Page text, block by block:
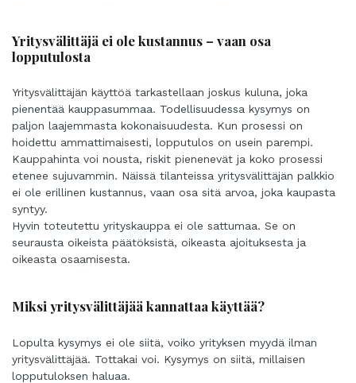
Yritysvälittäjä ei ole kustannus – vaan osa
lopputulosta
Yritysvälittäjän käyttöä tarkastellaan joskus kuluna, joka
pienentää kauppasummaa. Todellisuudessa kysymys on
paljon laajemmasta kokonaisuudesta. Kun prosessi on
hoidettu ammattimaisesti, lopputulos on usein parempi.
Kauppahinta voi nousta, riskit pienenevät ja koko prosessi
etenee sujuvammin. Näissä tilanteissa yritysvälittäjän palkkio
ei ole erillinen kustannus, vaan osa sitä arvoa, joka kaupasta
syntyy.
Hyvin toteutettu yrityskauppa ei ole sattumaa. Se on
seurausta oikeista päätöksistä, oikeasta ajoituksesta ja
oikeasta osaamisesta.
Miksi yritysvälittäjää kannattaa käyttää?
Lopulta kysymys ei ole siitä, voiko yrityksen myydä ilman
yritysvälittäjää. Tottakai voi. Kysymys on siitä, millaisen
lopputuloksen haluaa.